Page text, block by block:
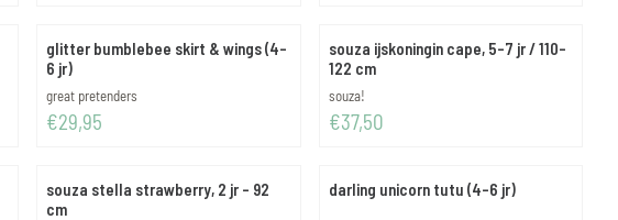
glitter bumblebee skirt & wings (4-
6 jr)
Merk:
great pretenders
Prijs: 29,95
€29,95
souza ijskoningin cape, 5-7 jr / 110-
122 cm
Merk:
souza!
Prijs: 37,50
€37,50
souza stella strawberry, 2 jr - 92
cm
darling unicorn tutu (4-6 jr)